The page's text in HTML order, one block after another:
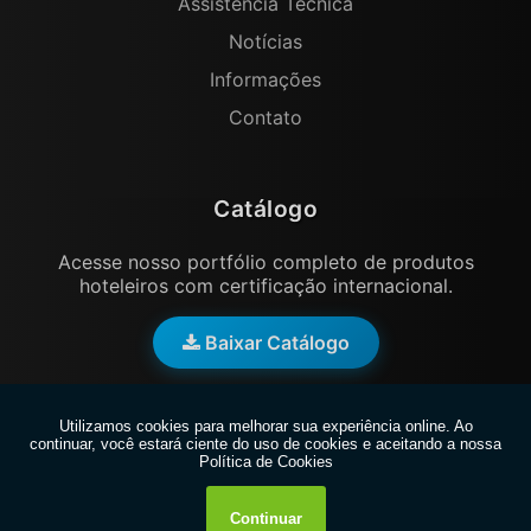
TUDO O QUE VOCÊ PRECISA SABER PARA MELHORAR SEUS SERVIÇOS
Notícias
Informações
Contato
Catálogo
Acesse nosso portfólio completo de produtos
hoteleiros com certificação internacional.
Baixar Catálogo
Copyright © 2026 Kenby Hotelaria. (Lei 9610 de 19/02/1998).